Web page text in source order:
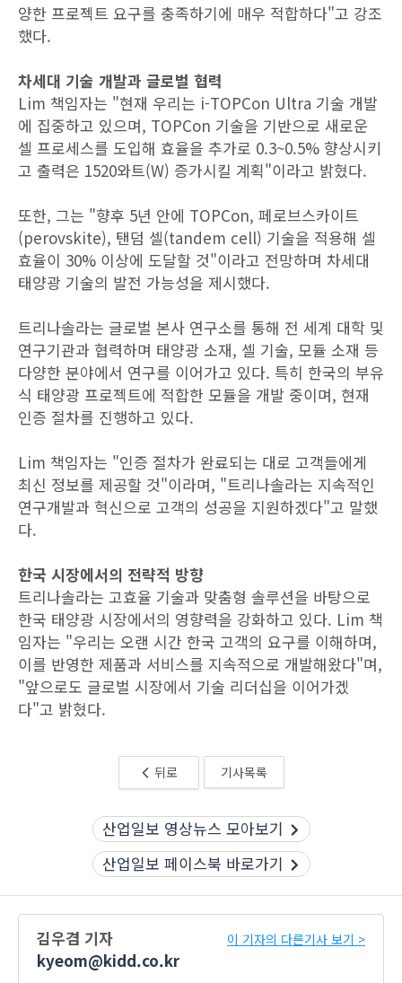
양한 프로젝트 요구를 충족하기에 매우 적합하다"고 강조
했다.
차세대 기술 개발과 글로벌 협력
Lim 책임자는 "현재 우리는 i-TOPCon Ultra 기술 개발
에 집중하고 있으며, TOPCon 기술을 기반으로 새로운
셀 프로세스를 도입해 효율을 추가로 0.3~0.5% 향상시키
고 출력은 1520와트(W) 증가시킬 계획"이라고 밝혔다.
또한, 그는 "향후 5년 안에 TOPCon, 페로브스카이트
(perovskite), 탠덤 셀(tandem cell) 기술을 적용해 셀
효율이 30% 이상에 도달할 것"이라고 전망하며 차세대
태양광 기술의 발전 가능성을 제시했다.
트리나솔라는 글로벌 본사 연구소를 통해 전 세계 대학 및
연구기관과 협력하며 태양광 소재, 셀 기술, 모듈 소재 등
다양한 분야에서 연구를 이어가고 있다. 특히 한국의 부유
식 태양광 프로젝트에 적합한 모듈을 개발 중이며, 현재
인증 절차를 진행하고 있다.
Lim 책임자는 "인증 절차가 완료되는 대로 고객들에게
최신 정보를 제공할 것"이라며, "트리나솔라는 지속적인
연구개발과 혁신으로 고객의 성공을 지원하겠다"고 말했
다.
한국 시장에서의 전략적 방향
트리나솔라는 고효율 기술과 맞춤형 솔루션을 바탕으로
한국 태양광 시장에서의 영향력을 강화하고 있다. Lim 책
임자는 "우리는 오랜 시간 한국 고객의 요구를 이해하며,
이를 반영한 제품과 서비스를 지속적으로 개발해왔다"며,
"앞으로도 글로벌 시장에서 기술 리더십을 이어가겠
다"고 밝혔다.
뒤로 기사목록
산업일보 영상뉴스 모아보기
산업일보 페이스북 바로가기
김우겸 기자
kyeom@kidd.co.kr
이 기자의 다른기사 보기 >